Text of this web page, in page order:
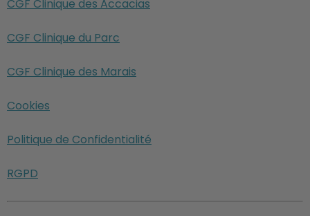
CGF Clinique des Accacias
CGF Clinique du Parc
CGF Clinique des Marais
Cookies
Politique de Confidentialité
RGPD